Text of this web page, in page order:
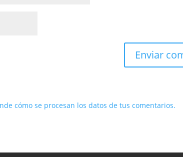
cómo se procesan los datos de tus comentarios.